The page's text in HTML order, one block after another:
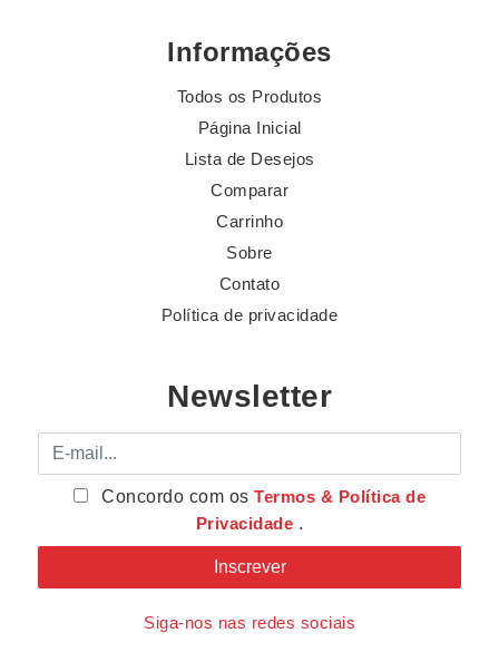
Informações
Todos os Produtos
Página Inicial
Lista de Desejos
Comparar
Carrinho
Sobre
Contato
Política de privacidade
Newsletter
E-mail
Concordo com osTermos & Política de
Privacidade .
Siga-nos nas redes sociais